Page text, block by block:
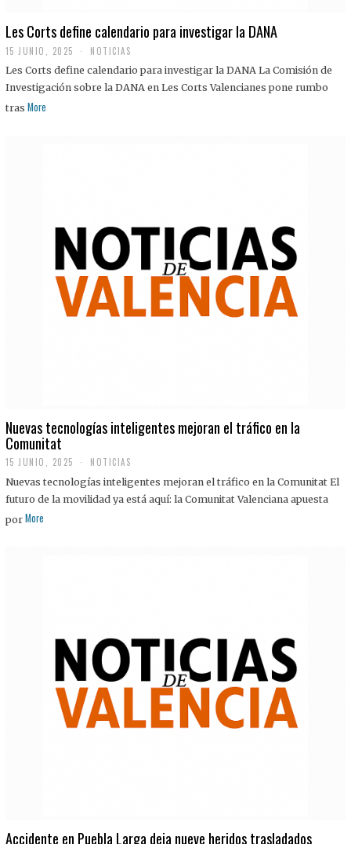
Les Corts define calendario para investigar la DANA
15 JUNIO, 2025 NOTICIAS
Les Corts define calendario para investigar la DANA La Comisión de
Investigación sobre la DANA en Les Corts Valencianes pone rumbo
tras More
Nuevas tecnologías inteligentes mejoran el tráfico en la
Comunitat
15 JUNIO, 2025 NOTICIAS
Nuevas tecnologías inteligentes mejoran el tráfico en la Comunitat El
futuro de la movilidad ya está aquí: la Comunitat Valenciana apuesta
por More
Accidente en Puebla Larga deja nueve heridos trasladados